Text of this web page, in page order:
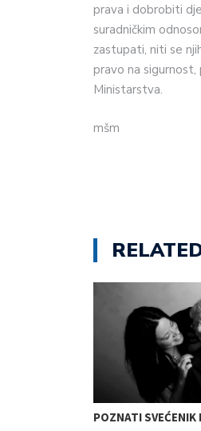
prava i dobrobiti
suradničkim
zastupati, niti se
pravo na
Ministarstva.
mšm
POZNATI SVEĆENIK